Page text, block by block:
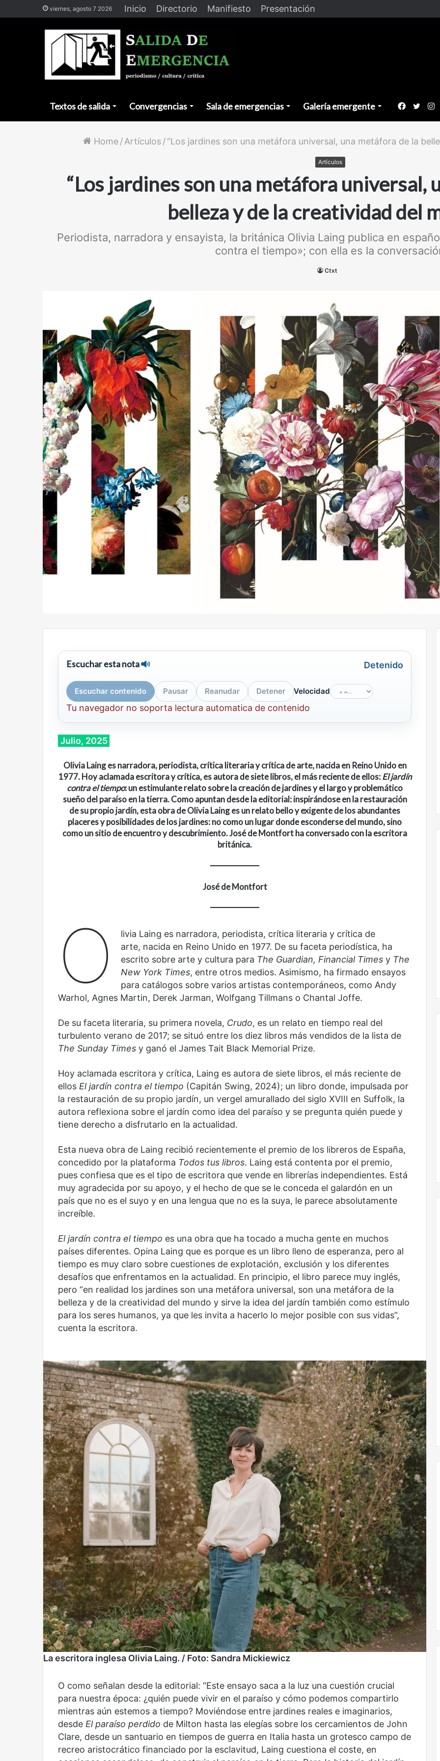
viernes, agosto 7 2026 Inicio Directorio Manifiesto Presentación
Textos de salida Convergencias Sala de emergencias Galería emergente Facebook
Home / Artículos / “Los jardines son una metáfora universal, una metáfora de la
Artículos
“Los jardines son una metáfora universal,
belleza y de la creatividad del
Periodista, narradora y ensayista, la británica Olivia Laing publica en
contra el tiempo»; con ella es la
Ctxt
Escuchar esta nota Detenido
Escuchar contenido Pausar Reanudar Detener Velocidad
Tu navegador no soporta lectura automatica de contenido
Julio, 2025
Olivia Laing es narradora, periodista, crítica literaria y crítica de arte, nacida en Reino Unido en
1977. Hoy aclamada escritora y crítica, es autora de siete libros, el más reciente de ellos:El jardín
contra el tiempo: un estimulante relato sobre la creación de jardines y el largo y problemático
sueño del paraíso en la tierra. Como apuntan desde la editorial: inspirándose en la restauración
de su propio jardín, esta obra de Olivia Laing es un relato bello y exigente de los abundantes
placeres y posibilidades de los jardines: no como un lugar donde esconderse del mundo, sino
como un sitio de encuentro y descubrimiento. José de Montfort ha conversado con la escritora
británica.
José de Montfort
O
livia Laing es narradora, periodista, crítica literaria y crítica de
arte, nacida en Reino Unido en 1977. De su faceta periodística, ha
escrito sobre arte y cultura para The Guardian, Financial Times y The
New York Times, entre otros medios. Asimismo, ha firmado ensayos
para catálogos sobre varios artistas contemporáneos, como Andy
Warhol, Agnes Martin, Derek Jarman, Wolfgang Tillmans o Chantal Joffe.
De su faceta literaria, su primera novela, Crudo, es un relato en tiempo real del
turbulento verano de 2017; se situó entre los diez libros más vendidos de la lista de
The Sunday Times y ganó el James Tait Black Memorial Prize.
Hoy aclamada escritora y crítica, Laing es autora de siete libros, el más reciente de
ellos El jardín contra el tiempo (Capitán Swing, 2024); un libro donde, impulsada por
la restauración de su propio jardín, un vergel amurallado del siglo XVIII en Suffolk, la
autora reflexiona sobre el jardín como idea del paraíso y se pregunta quién puede y
tiene derecho a disfrutarlo en la actualidad.
Esta nueva obra de Laing recibió recientemente el premio de los libreros de España,
concedido por la plataforma Todos tus libros. Laing está contenta por el premio,
pues confiesa que es el tipo de escritora que vende en librerías independientes. Está
muy agradecida por su apoyo, y el hecho de que se le conceda el galardón en un
país que no es el suyo y en una lengua que no es la suya, le parece absolutamente
increíble.
El jardín contra el tiempo es una obra que ha tocado a mucha gente en muchos
países diferentes. Opina Laing que es porque es un libro lleno de esperanza, pero al
tiempo es muy claro sobre cuestiones de explotación, exclusión y los diferentes
desafíos que enfrentamos en la actualidad. En principio, el libro parece muy inglés,
pero “en realidad los jardines son una metáfora universal, son una metáfora de la
belleza y de la creatividad del mundo y sirve la idea del jardín también como estímulo
para los seres humanos, ya que les invita a hacerlo lo mejor posible con sus vidas”,
cuenta la escritora.
La escritora inglesa Olivia Laing. / Foto: Sandra Mickiewicz
O como señalan desde la editorial: “Este ensayo saca a la luz una cuestión crucial
para nuestra época: ¿quién puede vivir en el paraíso y cómo podemos compartirlo
mientras aún estemos a tiempo? Moviéndose entre jardines reales e imaginarios,
desde El paraíso perdido de Milton hasta las elegías sobre los cercamientos de John
Clare, desde un santuario en tiempos de guerra en Italia hasta un grotesco campo de
recreo aristocrático financiado por la esclavitud, Laing cuestiona el coste, en
Cine, futbol y América Latina: una
mirada diferente
un
nuevo
espacio
para
el
arte
la
Abre la Sala Nacional
Contemporánea, un nuevo espacio
para el arte y la cultura
voces:
la
diversidad
de
la
letras
mexicanas
en
nueva
colección
digital
Nunca más sin todas las voces: la
diversidad de la letras mexicanas en
una nueva colección digital
dragón
El dragón
murió
de
amor
No murió de amor
Reformulación
Nueva
droga
Nueva droga
Obradorista
Obradorista